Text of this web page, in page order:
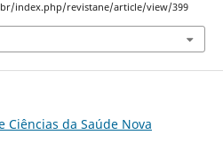
index.php/revistane/article/view/399
Ciências da Saúde Nova